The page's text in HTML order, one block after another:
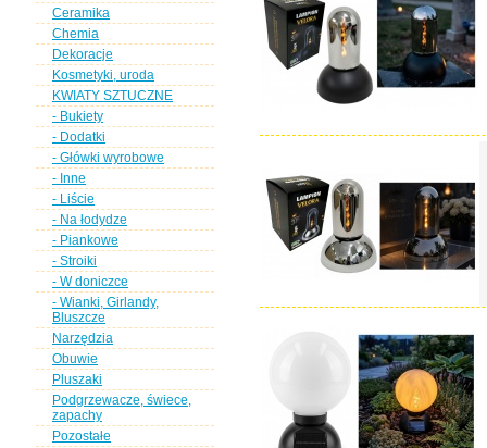
Ceramika
Chemia
Dekoracje
Kosmetyki, uroda
KWIATY SZTUCZNE
- Bukiety
- Dodatki
- Główki wyrobowe
- Inne
- Liście
- Na łodydze
- Piankowe
- Stroiki
- W doniczce
- Wianki, Girlandy,
Bluszcze
Narzędzia
Obuwie
Pluszaki
Podgrzewacze, świece,
zapachy
Pozostałe